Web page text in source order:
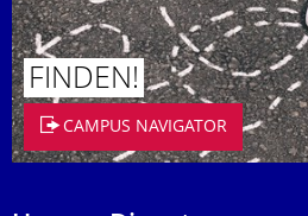
FINDEN!
CAMPUS NAVIGATOR